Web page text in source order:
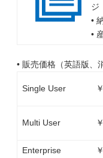
ジ
•
•
• 販売価格（英語版、
Single User
Multi User
Enterprise